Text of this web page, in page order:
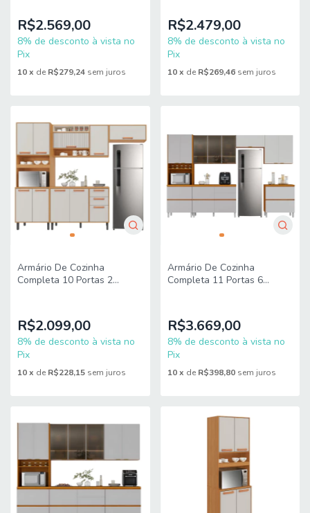
Itatiaia
R$2.569,00
8% de desconto à vista no
Pix
10x de R$279,24 sem juros
Itatiaia
R$2.479,00
8% de desconto à vista no
Pix
10 x de R$269,46 sem juros
Armário De Cozinha
Completa 10 Portas 2
Itatiaia
R$2.099,00
8% de desconto à vista no
Pix
10x de R$228,15 sem juros
Armário De Cozinha
Completa 11 Portas 6
R$3.669,00
8% de desconto à vista no
Pix
10 x de R$398,80 sem juros